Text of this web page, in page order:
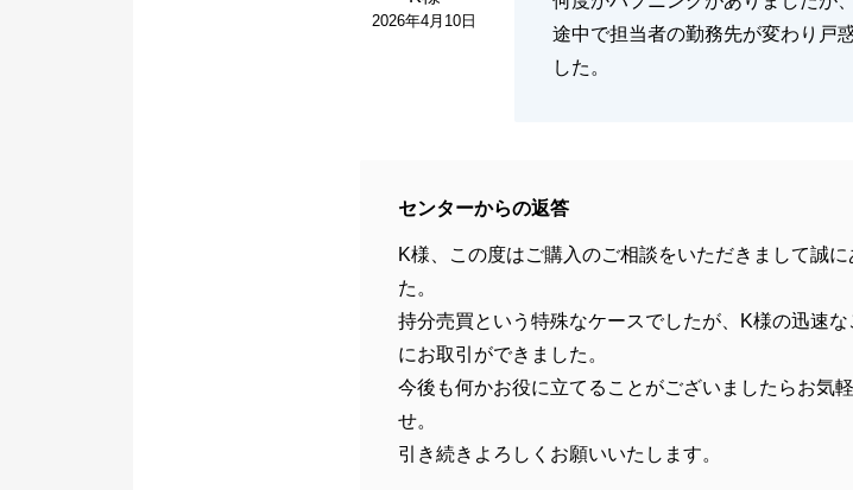
2026年4月10日
途中で担当者の勤務先が変わり戸
した。
センターからの返答
K様、この度はご購入のご相談をいただきまして誠
た。
持分売買という特殊なケースでしたが、K様の迅速
にお取引ができました。
今後も何かお役に立てることがございましたらお気
せ。
引き続きよろしくお願いいたします。